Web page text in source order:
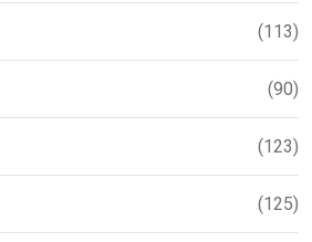
(113)
(90)
(123)
(125)